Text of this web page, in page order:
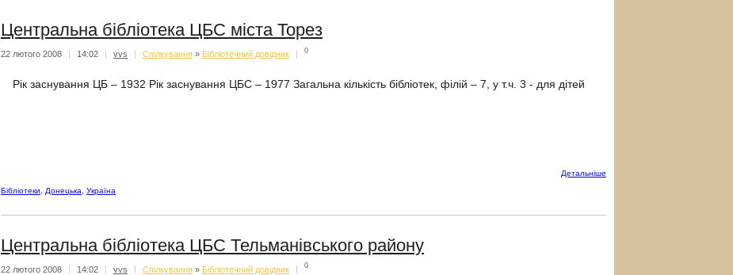
Центральна бібліотека ЦБС міста Торез
22 лютого 2008 | 14:02 | vvs | Спiлкування » Бібліотечний довідник | 0
Рік заснування ЦБ – 1932 Рік заснування ЦБС – 1977 Загальна кількість бібліотек, філій – 7, у т.ч. 3 - для дітей
Детальнiше
Бібліотеки
Донецька Україна
Центральна бібліотека ЦБС Тельманівського району
22 лютого 2008 14:02 vvs Спiлкування » Бібліотечний довідник 0